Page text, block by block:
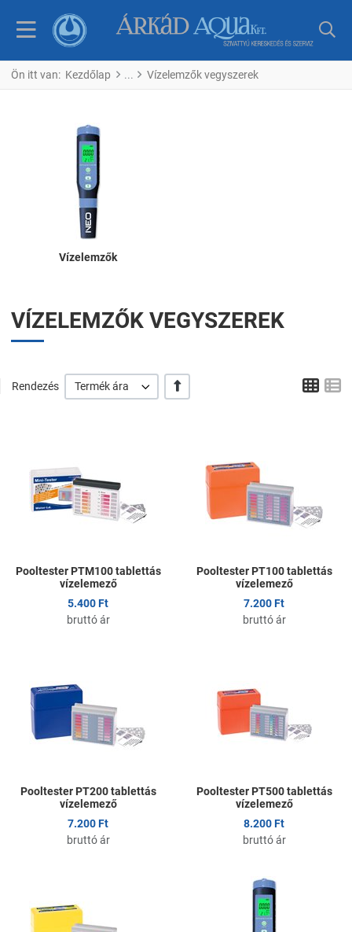
Ön itt van: Kezdőlap Vízelemzők vegyszerek
Vízelemzők
VÍZELEMZŐK VEGYSZEREK
Rendezés Termék ára +/-
Összehasonlítom
Gyors nézet
Pooltester PTM100 tablettás
vízelemező
5.400 Ft
bruttó ár
Pooltester PT100 tablettás
vízelemező
7.200 Ft
bruttó ár
Összehasonlítom
Gyors nézet
Pooltester PT200 tablettás
vízelemező
7.200 Ft
bruttó ár
Pooltester PT500 tablettás
vízelemező
8.200 Ft
bruttó ár
Kedvencekhez adom